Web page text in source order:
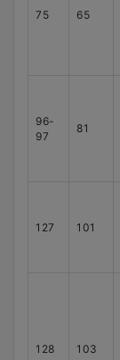
75 65
96-
97
81
127 101
128 103